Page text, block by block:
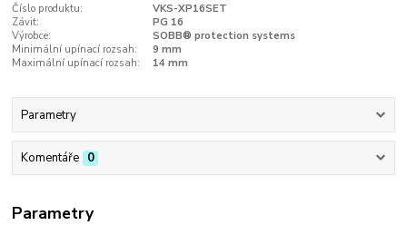
Číslo produktu:
VKS-XP16SET
Závit:
PG 16
Výrobce:
SOBB® protection systems
Minimální upínací rozsah:
9 mm
Maximální upínací rozsah:
14 mm
Parametry
Komentáře 0
Parametry